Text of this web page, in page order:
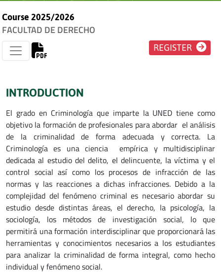
Course 2025/2026
FACULTAD DE DERECHO
REGISTER
INTRODUCTION
El grado en Criminología que imparte la UNED tiene como
objetivo la formación de profesionales para abordar el análisis
de la criminalidad de forma adecuada y correcta. La
Criminología es una ciencia empírica y multidisciplinar
dedicada al estudio del delito, el delincuente, la víctima y el
control social así como los procesos de infracción de las
normas y las reacciones a dichas infracciones. Debido a la
complejidad del fenómeno criminal es necesario abordar su
estudio desde distintas áreas, el derecho, la psicología, la
sociología, los métodos de investigación social, lo que
permitirá una formación interdisciplinar que proporcionará las
herramientas y conocimientos necesarios a los estudiantes
para analizar la criminalidad de forma integral, como hecho
individual y fenómeno social.